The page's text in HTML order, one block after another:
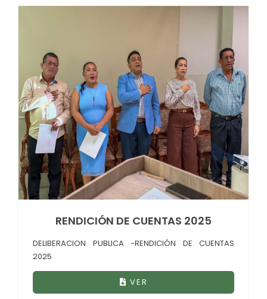
RENDICIÓN DE CUENTAS 2025
DELIBERACION PUBLICA -RENDICIÓN DE CUENTAS
2025
VER